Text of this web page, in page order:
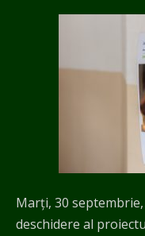
Marți, 30
deschidere al